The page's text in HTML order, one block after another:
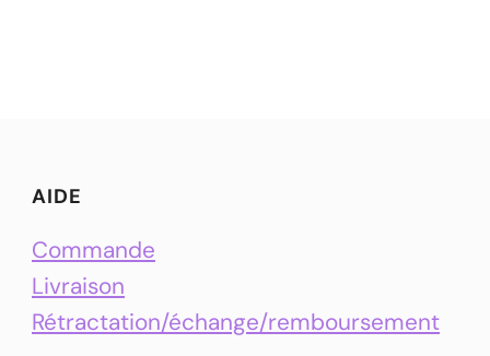
AIDE
Commande
Livraison
Rétractation/échange/remboursement